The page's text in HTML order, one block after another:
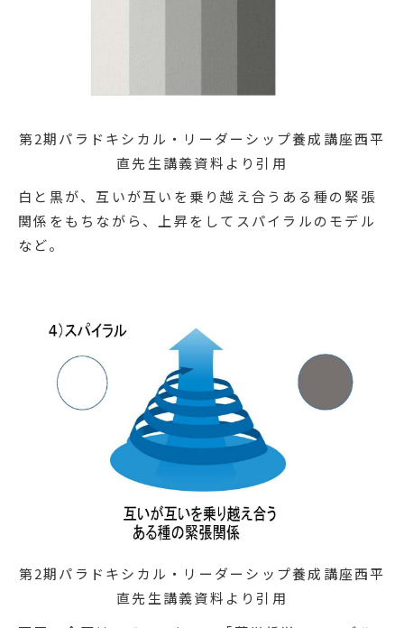
第2期パラドキシカル・リーダーシップ養成講座西平
直先生講義資料より引用
白と黒が、互いが互いを乗り越え合うある種の緊張
関係をもちながら、上昇をしてスパイラルのモデル
など。
第2期パラドキシカル・リーダーシップ養成講座西平
直先生講義資料より引用